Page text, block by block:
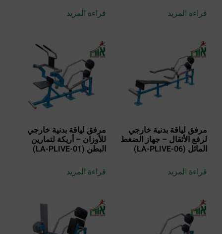
قراءة المزيد
قراءة المزيد
مرفق لياقة بدنية خارجي
لرفع الأثقال – جهاز الضغط
المائل (LA-PLIVE-06)
قراءة المزيد
مرفق لياقة بدنية خارجي
للأوزان – أريكة لتمارين
البطن (LA-PLIVE-01)
قراءة المزيد